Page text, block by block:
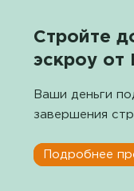
Стройте
эскроу от
Ваши деньги
завершения
Подробнее